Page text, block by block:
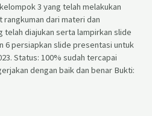
3 yang telah melakukan
dari materi dan
telah diajukan serta lampirkan slide
6 persiapkan slide presentasi untuk
Status: 100% sudah tercapai
dengan baik dan benar Bukti: